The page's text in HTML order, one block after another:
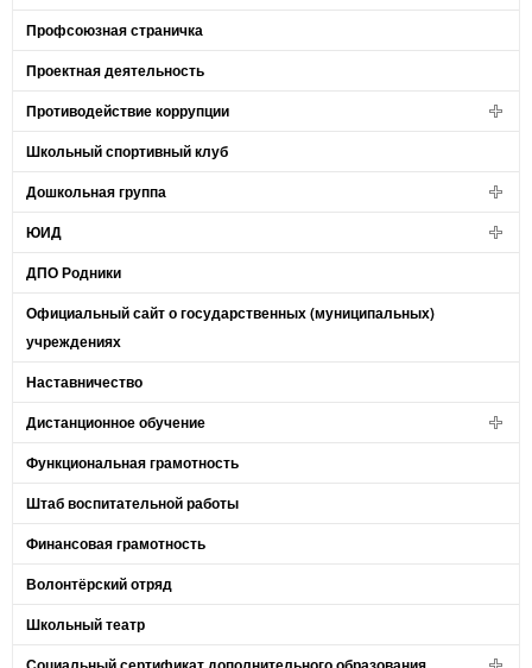
Профсоюзная страничка
Проектная деятельность
Противодействие коррупции
Школьный спортивный клуб
Дошкольная группа
ЮИД
ДПО Родники
Официальный сайт о государственных (муниципальных)
учреждениях
Наставничество
Дистанционное обучение
Функциональная грамотность
Штаб воспитательной работы
Финансовая грамотность
Волонтёрский отряд
Школьный театр